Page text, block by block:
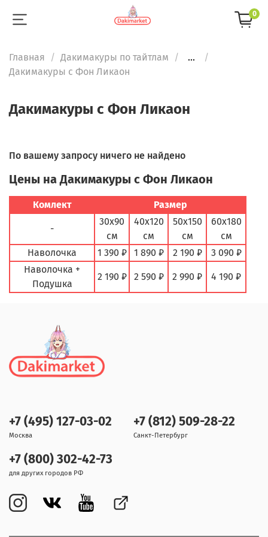
0
Главная Дакимакуры по тайтлам
...
Дакимакуры с Фон Ликаон
Дакимакуры с Фон Ликаон
По вашему запросу ничего не найдено
Цены на Дакимакуры с Фон Ликаон
Комлект Размер
-
30х90
см
40х120
см
50х150
см
60х180
см
Наволочка
1 390 ₽ 1 890 ₽ 2 190 ₽
3 090 ₽
Наволочка +
Подушка
2 190 ₽ 2 590 ₽ 2 990 ₽ 4 190 ₽
+7 (495) 127-03-02
Москва
+7 (812) 509-28-22
Санкт-Петербург
+7 (800) 302-42-73
для других городов РФ